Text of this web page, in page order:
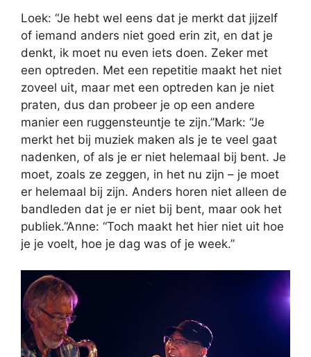
Loek: “Je hebt wel eens dat je merkt dat jijzelf
of iemand anders niet goed erin zit, en dat je
denkt, ik moet nu even iets doen. Zeker met
een optreden. Met een repetitie maakt het niet
zoveel uit, maar met een optreden kan je niet
praten, dus dan probeer je op een andere
manier een ruggensteuntje te zijn.”Mark: “Je
merkt het bij muziek maken als je te veel gaat
nadenken, of als je er niet helemaal bij bent. Je
moet, zoals ze zeggen, in het nu zijn – je moet
er helemaal bij zijn. Anders horen niet alleen de
bandleden dat je er niet bij bent, maar ook het
publiek.”Anne: “Toch maakt het hier niet uit hoe
je je voelt, hoe je dag was of je week.”